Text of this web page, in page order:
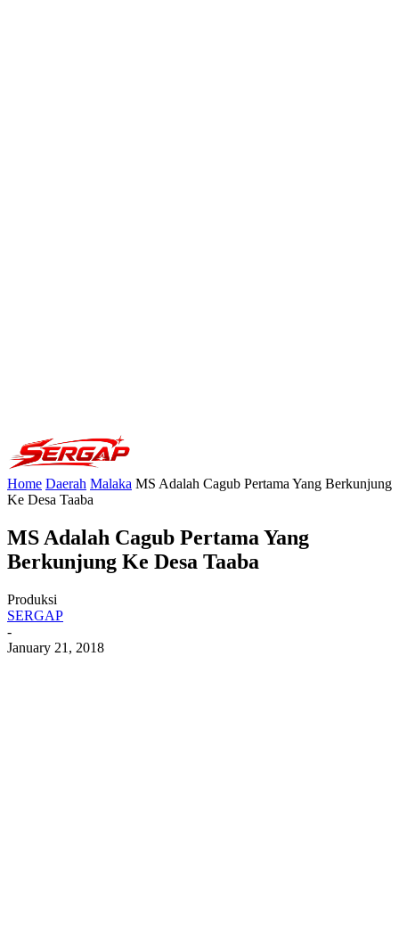
Home Daerah Malaka MS Adalah Cagub Pertama Yang Berkunjung
Ke Desa Taaba
MS Adalah Cagub Pertama Yang
Berkunjung Ke Desa Taaba
Produksi
SERGAP
-
January 21, 2018